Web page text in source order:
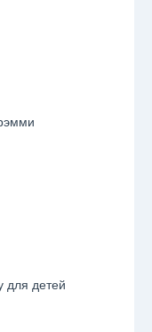
для детей